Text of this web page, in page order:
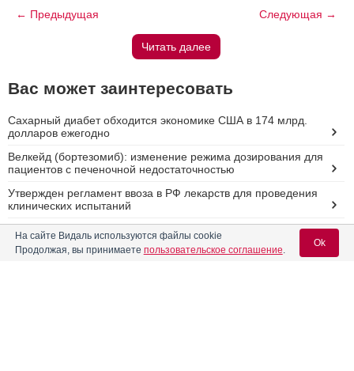
← Предыдущая Следующая →
Читать далее
Вас может заинтересовать
Сахарный диабет обходится экономике США в 174 млрд.
долларов ежегодно
Велкейд (бортезомиб): изменение режима дозирования для
пациентов с печеночной недостаточностью
Утвержден регламент ввоза в РФ лекарств для проведения
клинических испытаний
ООО «АнвиЛаб» начинает широкомасштабную рекламную
кампанию препарата АнвиМакс®
На сайте Видаль используются файлы cookie
Продолжая, вы принимаете пользовательское соглашение.
Ok